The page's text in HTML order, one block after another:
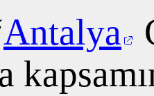
Antalya